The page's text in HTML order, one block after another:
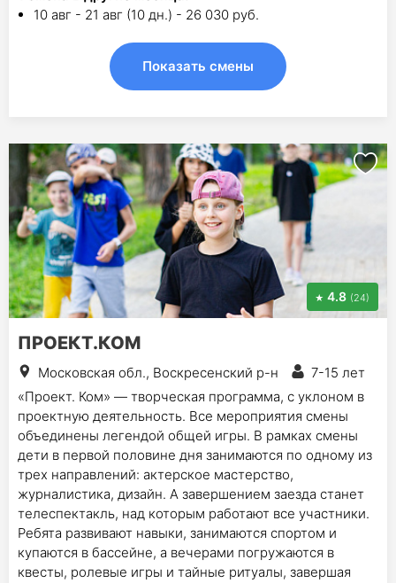
10 авг - 21 авг (10 дн.) - 26 030 руб.
Показать смены
4.8 (24)
ПРОЕКТ.КОМ
Московская обл., Воскресенский р-н
7-15 лет
«Проект. Ком» — творческая программа, с уклоном в
проектную деятельность. Все мероприятия смены
объединены легендой общей игры. В рамках смены
дети в первой половине дня занимаются по одному из
трех направлений: актерское мастерство,
журналистика, дизайн. А завершением заезда станет
телеспектакль, над которым работают все участники.
Ребята развивают навыки, занимаются спортом и
купаются в бассейне, а вечерами погружаются в
квесты, ролевые игры и тайные ритуалы, завершая